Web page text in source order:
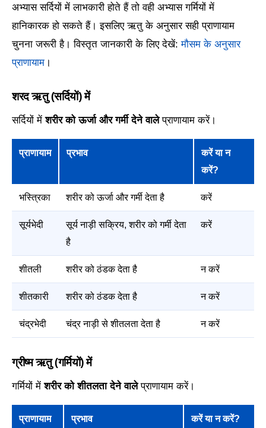
अभ्यास सर्दियों में लाभकारी होते हैं तो वही अभ्यास गर्मियों में
हानिकारक हो सकते हैं। इसलिए ऋतु के अनुसार सही प्राणायाम
चुनना जरूरी है। विस्तृत जानकारी के लिए देखें:मौसम के अनुसार
प्राणायाम ।
शरद ऋतु (सर्दियों) में
सर्दियों मेंशरीर को ऊर्जा और गर्मी देने वालेप्राणायाम करें।
प्राणायाम प्रभाव
करें या न
करें?
भस्त्रिका शरीर को ऊर्जा और गर्मी देता है करें
सूर्यभेदी
सूर्य नाड़ी सक्रिय, शरीर को गर्मी देता
है
करें
शीतली शरीर को ठंडक देता है न करें
शीतकारी शरीर को ठंडक देता है न करें
चंद्रभेदी चंद्र नाड़ी से शीतलता देता है न करें
ग्रीष्म ऋतु (गर्मियों) में
गर्मियों मेंशरीर को शीतलता देने वालेप्राणायाम करें।
प्राणायाम प्रभाव करें या न करें?